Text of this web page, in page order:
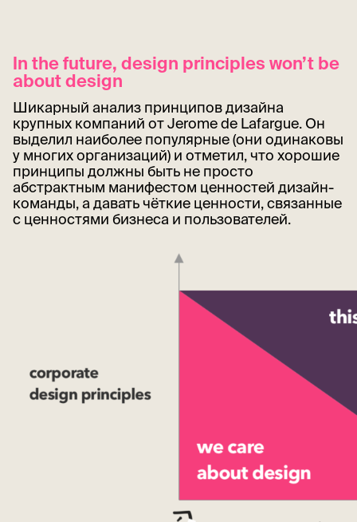
In the future, design principles won’t be
about design
Шикарный анализ принципов дизайна
крупных компаний от Jerome de Lafargue. Он
выделил наиболее популярные (они одинаковы
у многих организаций) и отметил, что хорошие
принципы должны быть не просто
абстрактным манифестом ценностей дизайн-
команды, а давать чёткие ценности, связанные
с ценностями бизнеса и пользователей.